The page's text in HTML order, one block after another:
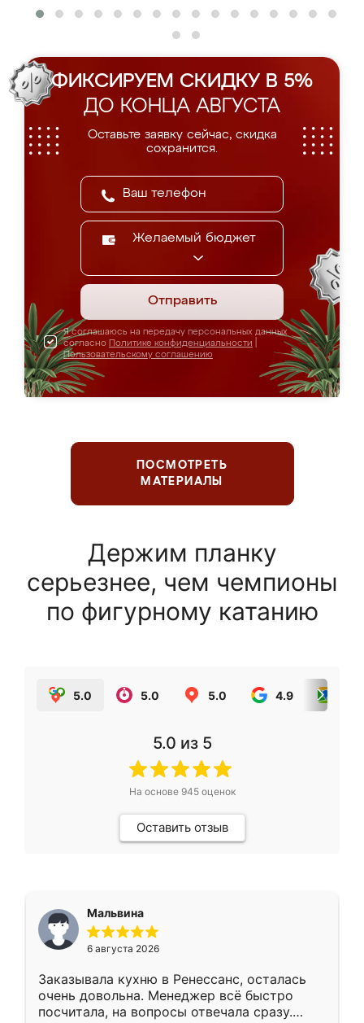
ФИКСИРУЕМ СКИДКУ В 5%
ДО КОНЦА АВГУСТА
Оставьте заявку сейчас, скидка
сохранится.
Желаемый бюджет
Отправить
Я соглашаюсь на передачу персональных данных
согласно Политике конфиденциальности
Пользовательскому соглашению
ПОСМОТРЕТЬ
МАТЕРИАЛЫ
Держим планку
серьезнее, чем чемпионы
по фигурному катанию
5.0 5.0 5.0 4.9
5.0 из 5
На основе 945оценок
Оставить отзыв
Мальвина
6 августа 2026
Заказывала кухню в Ренессанс, осталась
очень довольна. Менеджер всё быстро
посчитала, на вопросы отвечала сразу.